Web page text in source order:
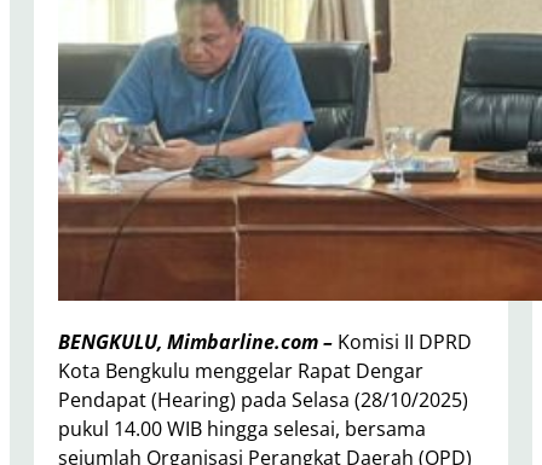
BENGKULU, Mimbarline.com – Komisi II DPRD
Kota Bengkulu menggelar Rapat Dengar
Pendapat (Hearing) pada Selasa (28/10/2025)
pukul 14.00 WIB hingga selesai, bersama
sejumlah Organisasi Perangkat Daerah (OPD)